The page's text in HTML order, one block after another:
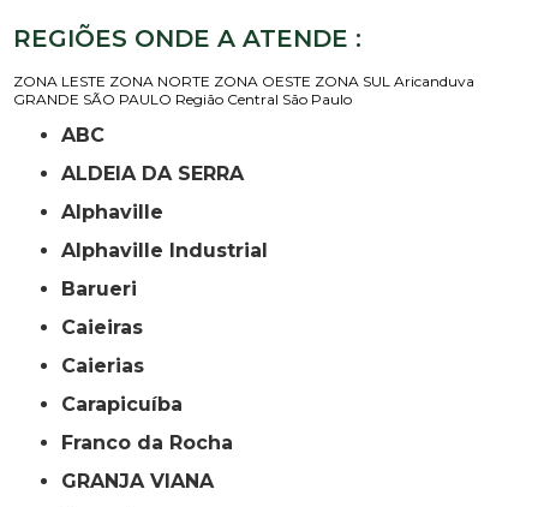
REGIÕES ONDE A ATENDE :
ZONA LESTE ZONA NORTE ZONA OESTE ZONA SUL Aricanduva
GRANDE SÃO PAULO Região Central São Paulo
ABC
ALDEIA DA SERRA
Alphaville
Alphaville Industrial
Barueri
Caieiras
Caierias
Carapicuíba
Franco da Rocha
GRANJA VIANA